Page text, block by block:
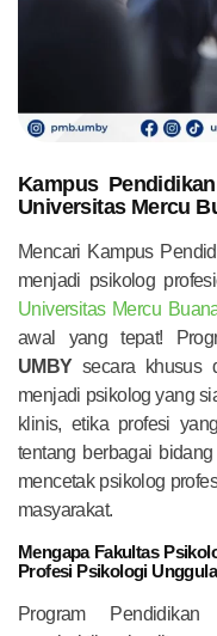
Kampus
Universitas Mercu
Mencari Kampus
menjadi psikolog
Universitas Mercu
awal yang tepat!
UMBYsecara khusus
menjadi psikolog yang
klinis, etika profesi
tentang berbagai
mencetak psikolog
masyarakat.
Mengapa Fakultas
Profesi Psikologi
Program